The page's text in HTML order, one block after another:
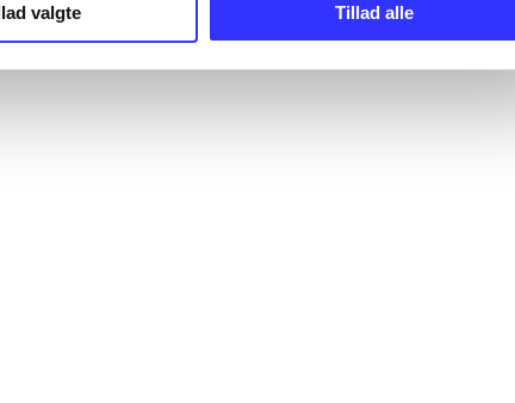
valgte Tillad alle